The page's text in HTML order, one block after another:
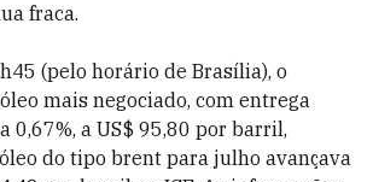
fraca.
(pelo horário de Brasília), o
mais negociado, com entrega
0,67%, a US$ 95,80 por barril,
do tipo brent para julho avançava